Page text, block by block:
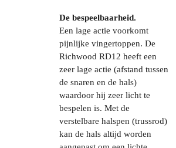
De bespeelbaarheid.
Een lage actie voorkomt
pijnlijke vingertoppen. De
Richwood RD12 heeft een
zeer lage actie (afstand tussen
de snaren en de hals)
waardoor hij zeer licht te
bespelen is. Met de
verstelbare halspen (trussrod)
kan de hals altijd worden